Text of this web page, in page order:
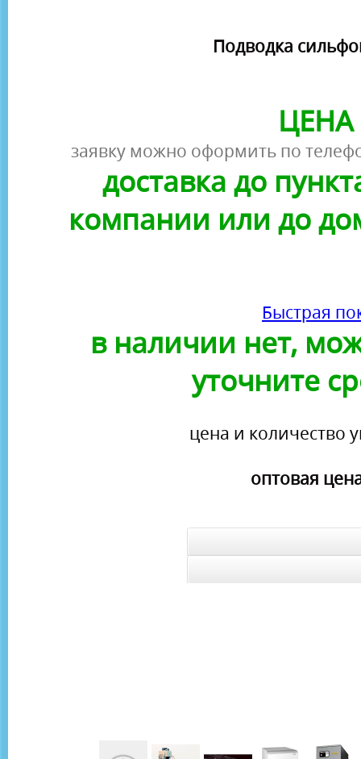
Подводка
ЦЕНА
заявку можно оформить по
доставка до
компании или до
Быстрая
в наличии нет,
уточните
цена и количество
оптовая